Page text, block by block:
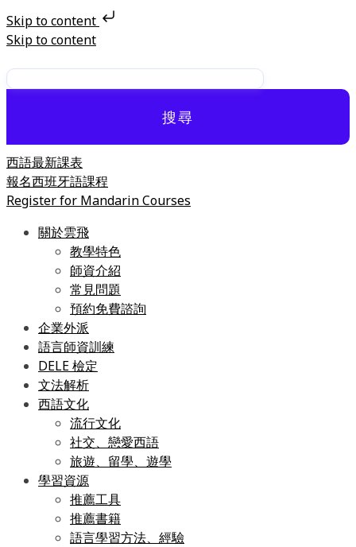
Skip to content
Skip to content
搜尋
西語最新課表
報名西班牙語課程
Register for Mandarin Courses
關於雲飛
教學特色
師資介紹
常見問題
預約免費諮詢
企業外派
語言師資訓練
DELE 檢定
文法解析
西語文化
流行文化
社交、戀愛西語
旅遊、留學、遊學
學習資源
推薦工具
推薦書籍
語言學習方法、經驗